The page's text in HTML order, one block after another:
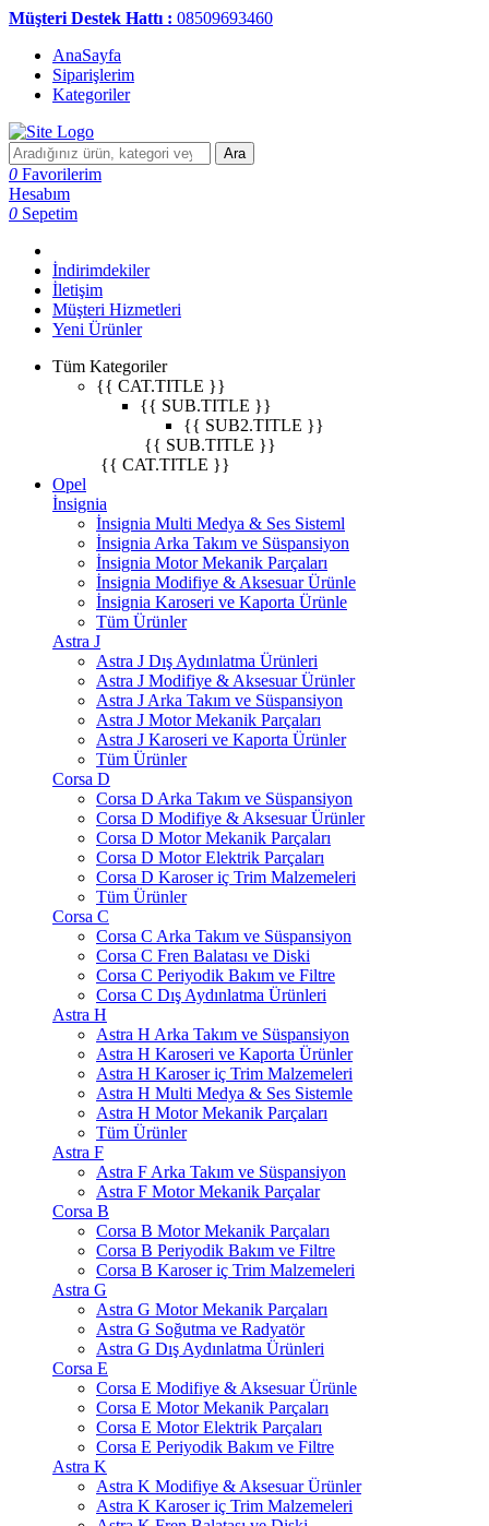
Müşteri Destek Hattı : 08509693460
AnaSayfa
Siparişlerim
Kategoriler
Ara
0 Favorilerim
Hesabım
0 Sepetim
İndirimdekiler
İletişim
Müşteri Hizmetleri
Yeni Ürünler
Tüm Kategoriler
{{ CAT.TITLE }}
{{ SUB.TITLE }}
{{ SUB2.TITLE }}
{{ SUB.TITLE }}
{{ CAT.TITLE }}
Opel
İnsignia
İnsignia Multi Medya & Ses Sisteml
İnsignia Arka Takım ve Süspansiyon
İnsignia Motor Mekanik Parçaları
İnsignia Modifiye & Aksesuar Ürünle
İnsignia Karoseri ve Kaporta Ürünle
Tüm Ürünler
Astra J
Astra J Dış Aydınlatma Ürünleri
Astra J Modifiye & Aksesuar Ürünler
Astra J Arka Takım ve Süspansiyon
Astra J Motor Mekanik Parçaları
Astra J Karoseri ve Kaporta Ürünler
Tüm Ürünler
Corsa D
Corsa D Arka Takım ve Süspansiyon
Corsa D Modifiye & Aksesuar Ürünler
Corsa D Motor Mekanik Parçaları
Corsa D Motor Elektrik Parçaları
Corsa D Karoser iç Trim Malzemeleri
Tüm Ürünler
Corsa C
Corsa C Arka Takım ve Süspansiyon
Corsa C Fren Balatası ve Diski
Corsa C Periyodik Bakım ve Filtre
Corsa C Dış Aydınlatma Ürünleri
Astra H
Astra H Arka Takım ve Süspansiyon
Astra H Karoseri ve Kaporta Ürünler
Astra H Karoser iç Trim Malzemeleri
Astra H Multi Medya & Ses Sistemle
Astra H Motor Mekanik Parçaları
Tüm Ürünler
Astra F
Astra F Arka Takım ve Süspansiyon
Astra F Motor Mekanik Parçalar
Corsa B
Corsa B Motor Mekanik Parçaları
Corsa B Periyodik Bakım ve Filtre
Corsa B Karoser iç Trim Malzemeleri
Astra G
Astra G Motor Mekanik Parçaları
Astra G Soğutma ve Radyatör
Astra G Dış Aydınlatma Ürünleri
Corsa E
Corsa E Modifiye & Aksesuar Ürünle
Corsa E Motor Mekanik Parçaları
Corsa E Motor Elektrik Parçaları
Corsa E Periyodik Bakım ve Filtre
Astra K
Astra K Modifiye & Aksesuar Ürünler
Astra K Karoser iç Trim Malzemeleri